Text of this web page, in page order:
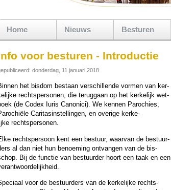
Home Nieuws Besturen
voor besturen - Introductie
donderdag, 11 januari 2018
het bisdom bestaan ver­schil­lende vormen van ker­
rechts­personen, die terug­gaan op het ker­ke­lijk wet­
(de Codex Iuris Canonici). We kennen Pa­ro­chies,
Caritasin­stel­lingen, en overige ker­ke­
rechts­personen.
rechts­persoon kent een bestuur, waar­van de be­stuur­
al dan niet hun benoe­ming ont­van­gen van de bis­
Bij de functie van be­stuur­der hoort een taak en een
voor de be­stuur­ders van de ker­ke­lijke rechts­